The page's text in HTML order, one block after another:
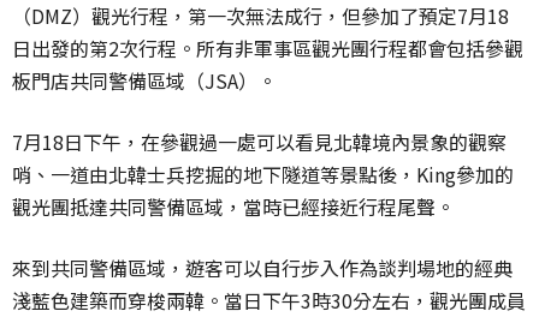
（DMZ）觀光行程，第一次無法成行，但參加了預定7月18
日出發的第2次行程。所有非軍事區觀光團行程都會包括參觀
板門店共同警備區域（JSA）。
7月18日下午，在參觀過一處可以看見北韓境內景象的觀察
哨、一道由北韓士兵挖掘的地下隧道等景點後，King參加的
觀光團抵達共同警備區域，當時已經接近行程尾聲。
來到共同警備區域，遊客可以自行步入作為談判場地的經典
淺藍色建築而穿梭兩韓。當日下午3時30分左右，觀光團成員